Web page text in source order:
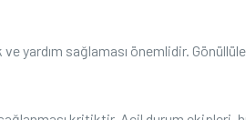
yardım sağlaması önemlidir.